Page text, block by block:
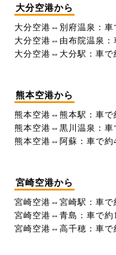
大分空港から
大分空港⇔別府温泉：車
大分空港⇔由布院温泉：
大分空港⇔大分駅：車で
熊本空港から
熊本空港⇔熊本駅：車で
熊本空港⇔黒川温泉：車
熊本空港⇔阿蘇：車で約
宮崎空港から
宮崎空港⇔宮崎駅：車で
宮崎空港⇔青島：車で約
宮崎空港⇔高千穂：車で